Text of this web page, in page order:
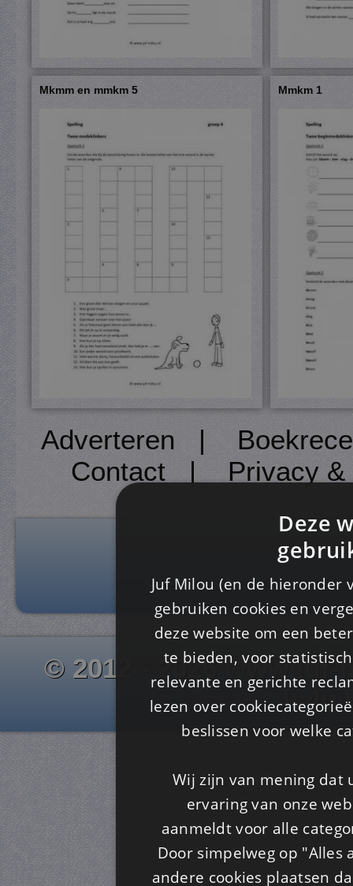
Mkmm en mmkm 5 Mmkm 1
Adverteren |
Contact| Privacy
© 2012 - 2026
Is4u
Deze
Juf Milou (en de
gebruiken cookies en
deze website om een
te bieden, voor
relevante en gerichte
lezen over
beslissen voor welke
Wij zijn van mening dat
ervaring van onze
aanmeldt voor alle
Door simpelweg op
andere cookies plaatsen